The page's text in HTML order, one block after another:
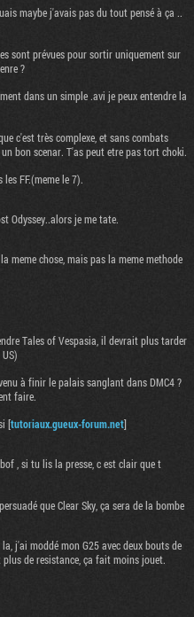
maybe j'avais pas du tout pensé à ça ..
sont prévues pour sortir uniquement sur
?
dans un simple .avi je peux entendre la
c'est très complexe, et sans combats
bon scenar. T'as peut etre pas tort choki.
FF.(meme le 7).
Odyssey..alors je me tate.
meme chose, mais pas la meme methode
Tales of Vespasia, il devrait plus tarder
à finir le palais sanglant dans DMC4 ?
faire.
[tutoriaux.gueux-forum.net]
, si tu lis la presse, c est clair que t
que Clear Sky, ça sera de la bombe
j'ai moddé mon G25 avec deux bouts de
de resistance, ça fait moins jouet.